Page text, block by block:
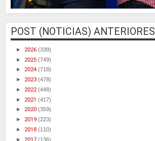
POST (NOTICIAS) ANTERIORES
► 2026 (339)
► 2025 (749)
► 2024 (718)
► 2023 (478)
► 2022(448)
► 2021 (417)
► 2020 (359)
► 2019 (223)
► 2018 (110)
► 2017 (136)